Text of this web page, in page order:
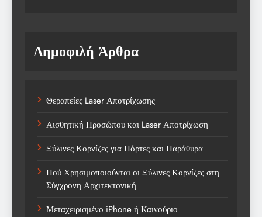
Δημοφιλή Άρθρα
Θεραπείες Laser Αποτρίχωσης
Αισθητική Προσώπου και Laser Αποτρίχωση
Ξύλινες Κορνίζες για Πόρτες και Παράθυρα
Πού Χρησιμοποιούνται οι Ξύλινες Κορνίζες στη
Σύγχρονη Αρχιτεκτονική
Μεταχειρισμένο iPhone ή Καινούριο